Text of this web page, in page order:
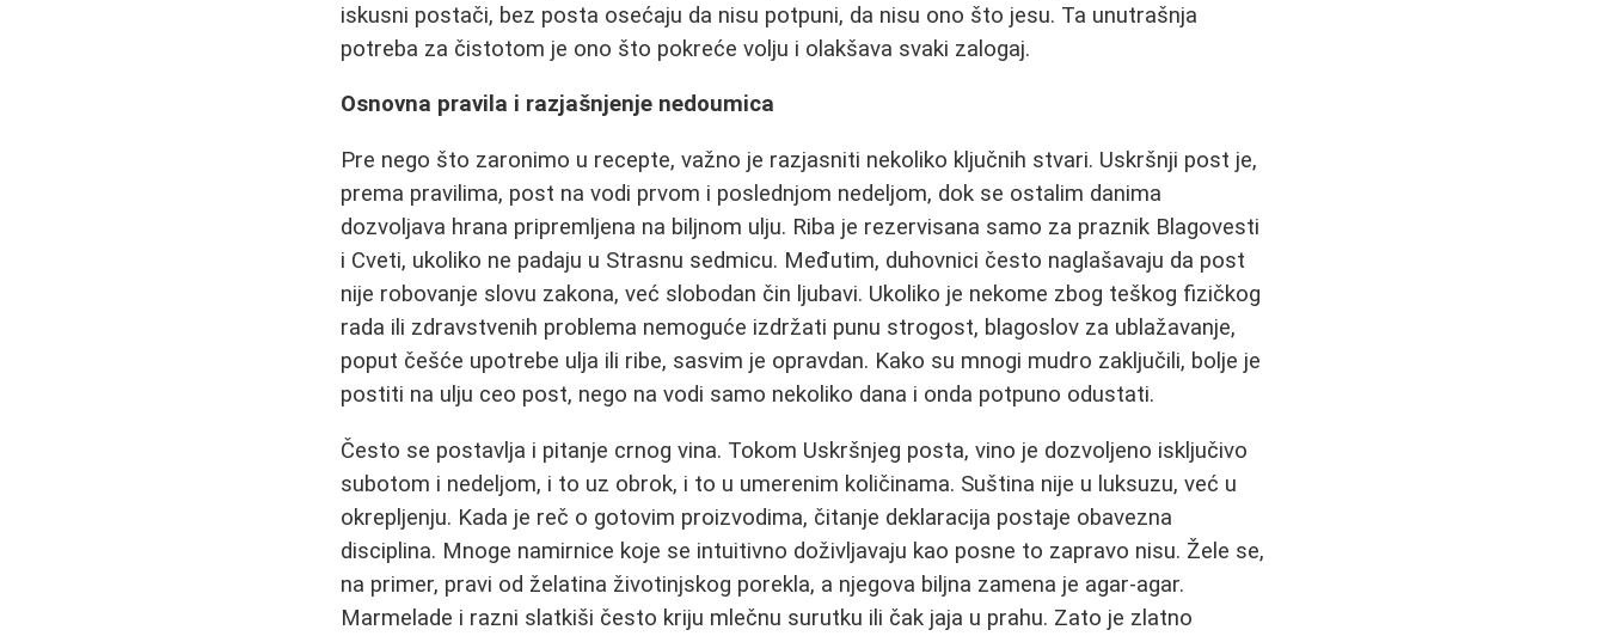
iskusni postači, bez posta osećaju da nisu potpuni, da nisu ono što jesu. Ta unutrašnja
potreba za čistotom je ono što pokreće volju i olakšava svaki zalogaj.
Osnovna pravila i razjašnjenje nedoumica
Pre nego što zaronimo u recepte, važno je razjasniti nekoliko ključnih stvari. Uskršnji post je,
prema pravilima, post na vodi prvom i poslednjom nedeljom, dok se ostalim danima
dozvoljava hrana pripremljena na biljnom ulju. Riba je rezervisana samo za praznik Blagovesti
i Cveti, ukoliko ne padaju u Strasnu sedmicu. Međutim, duhovnici često naglašavaju da post
nije robovanje slovu zakona, već slobodan čin ljubavi. Ukoliko je nekome zbog teškog fizičkog
rada ili zdravstvenih problema nemoguće izdržati punu strogost, blagoslov za ublažavanje,
poput češće upotrebe ulja ili ribe, sasvim je opravdan. Kako su mnogi mudro zaključili, bolje je
postiti na ulju ceo post, nego na vodi samo nekoliko dana i onda potpuno odustati.
Često se postavlja i pitanje crnog vina. Tokom Uskršnjeg posta, vino je dozvoljeno isključivo
subotom i nedeljom, i to uz obrok, i to u umerenim količinama. Suština nije u luksuzu, već u
okrepljenju. Kada je reč o gotovim proizvodima, čitanje deklaracija postaje obavezna
disciplina. Mnoge namirnice koje se intuitivno doživljavaju kao posne to zapravo nisu. Žele se,
na primer, pravi od želatina životinjskog porekla, a njegova biljna zamena je agar-agar.
Marmelade i razni slatkiši često kriju mlečnu surutku ili čak jaja u prahu. Zato je zlatno